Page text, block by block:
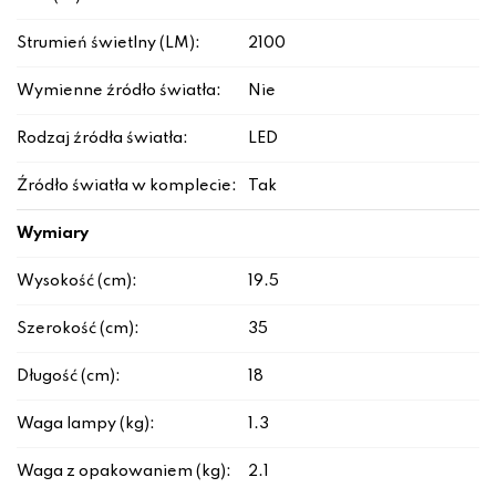
Strumień świetlny (LM): 2100
Wymienne źródło światła: Nie
Rodzaj źródła światła: LED
Źródło światła w komplecie: Tak
Wymiary
Wysokość (cm): 19.5
Szerokość (cm): 35
Długość (cm): 18
Waga lampy (kg): 1.3
Waga z opakowaniem (kg): 2.1